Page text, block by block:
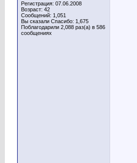
Регистрация: 07.06.2008
Возраст: 42
Сообщений: 1,051
Вы сказали Спасибо: 1,675
Поблагодарили 2,088 раз(а) в 586
сообщениях